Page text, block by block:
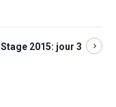
Stage 2015: jour 3